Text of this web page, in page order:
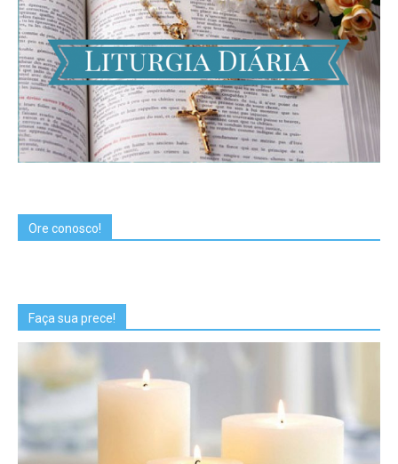
Ore conosco!
Faça sua prece!